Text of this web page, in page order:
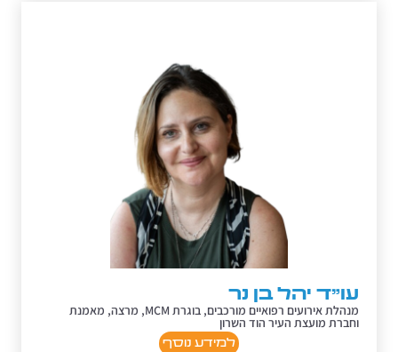
עו"ד יהל בן נר
מנהלת אירועים רפואיים מורכבים, בוגרת MCM, מרצה, מאמנת
וחברת מועצת העיר הוד השרון
למידע נוסף